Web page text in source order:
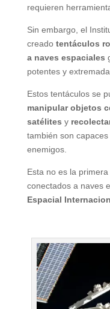
requieren
Sin embargo, el
creado tentáculos
a naves espaciales
potentes y
Estos tentáculos se
manipular objetos
satélites y
también son
enemigos.
Esta no es la
conectados a naves
Espacial